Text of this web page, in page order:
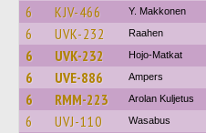
6 KJV-466 Y. Makkonen
6 UVK-232 Raahen
6 UVK-232 Hojo-Matkat
6 UVE-886 Ampers
6 RMM-223 Arolan Kuljetus
6 UVJ-110 Wasabus